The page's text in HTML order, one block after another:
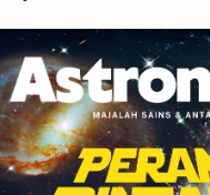
Aurora Supernova
Nebula Sponsored
Matahari Featured
Mars Planet Katai